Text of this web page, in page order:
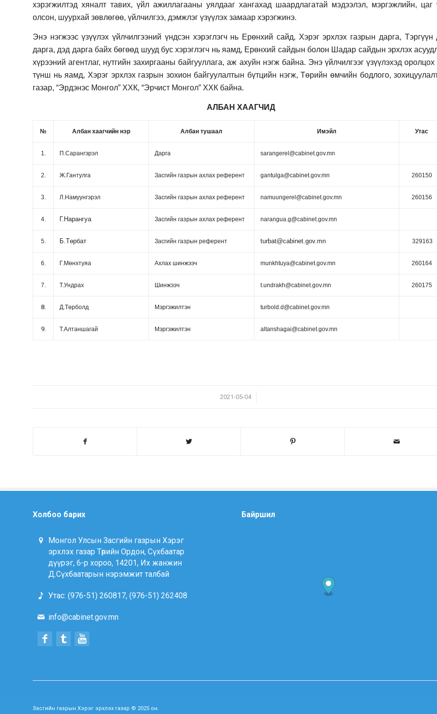
хэрэгжилтэд хяналт тавих, үйл ажиллагааны уялдааг хангахад шаардлагатай мэдээлэл, мэргэжлийн, цаг
олсон, шуурхай зөвлөгөө, үйлчилгээ, дэмжлэг үзүүлэх замаар хэрэгжинэ.
Энэ нэгжээс үзүүлэх үйлчилгээний үндсэн хэрэглэгч нь Ерөнхий сайд, Хэрэг эрхлэх газрын дарга, Тэргүүн
дарга, дэд дарга байх бөгөөд шууд бус хэрэглэгч нь яамд, Ерөнхий сайдын болон Шадар сайдын эрхлэх
хүрээний агентлаг, нутгийн захиргааны байгууллага, аж ахуйн нэгж байна. Энэ үйлчилгээг үзүүлэхэд оролцох
түнш нь яамд, Хэрэг эрхлэх газрын зохион байгуулалтын бүтцийн нэгж, Төрийн өмчийн бодлого,
газар, “Эрдэнэс Монгол” ХХК, “Эрчист Монгол” ХХК байна.
АЛБАН ХААГЧИД
№ Албан хаагчийн нэр Албан тушаал Имэйл Утас
1. П.Сарангэрэл Дарга sarangerel@cabinet.gov.mn
2. Ж.Гантулга Засгийн газрын ахлах референт gantulga@cabinet.gov.mn 260150
3. Л.Намуунгэрэл Засгийн газрын ахлах референт namuungerel@cabinet.gov.mn 260156
4. Г.Нарангуа Засгийн газрын ахлах референт narangua.g@cabinet.gov.mn
5. Б.Төрбат Засгийн газрын референт turbat@cabinet.gov.mn 329163
6. Г.Мөнхтуяа Ахлах шинжээч munkhtuya@cabinet.gov.mn 260164
7. Т.Ундрах Шинжээч t.undrakh@cabinet.gov.mn 260175
8. Д.Төрболд Мэргэжилтэн turbold.d@cabinet.gov.mn
9. Т.Алтаншагай Мэргэжилтэн altanshagai@cabinet.gov.mn
2021-05-04
/
Холбоо барих
Монгол Улсын Засгийн газрын Хэрэг
эрхлэх газар Төрийн Ордон, Сүхбаатар
дүүрэг, 6-р хороо, 14201, Их жанжин
Д.Сүхбаатарын нэрэмжит талбай
Утас: (976-51) 260817, (976-51) 262408
info@cabinet.gov.mn
Байршил
Засгийн газрын Хэрэг эрхлэх газар © 2025 он.